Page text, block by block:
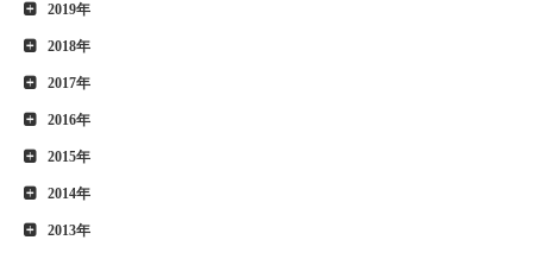
2019年
2018年
2017年
2016年
2015年
2014年
2013年